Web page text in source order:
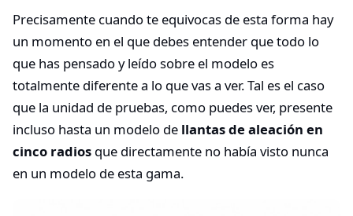
Precisamente cuando te equivocas de esta forma hay
un momento en el que debes entender que todo lo
que has pensado y leído sobre el modelo es
totalmente diferente a lo que vas a ver. Tal es el caso
que la unidad de pruebas, como puedes ver, presente
incluso hasta un modelo de llantas de aleación en
cinco radios que directamente no había visto nunca
en un modelo de esta gama.